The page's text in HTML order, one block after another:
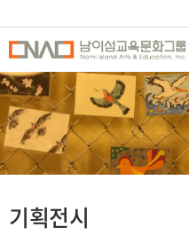
기획전시